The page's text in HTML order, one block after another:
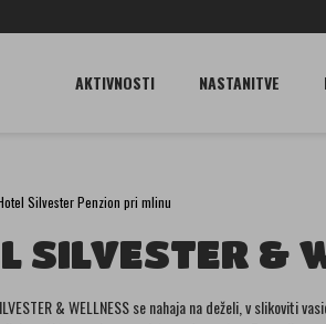
AKTIVNOSTI NASTANITVE
Silvester Penzion pri mlinu
SILVESTER &
& WELLNESS se nahaja na deželi, v